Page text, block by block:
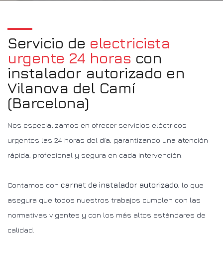
Servicio de electricista
urgente 24 horas con
instalador autorizado en
Vilanova del Camí
(Barcelona)
Nos especializamos en ofrecer servicios eléctricos
urgentes las 24 horas del día, garantizando una atención
rápida, profesional y segura en cada intervención.
Contamos con carnet de instalador autorizado, lo que
asegura que todos nuestros trabajos cumplen con las
normativas vigentes y con los más altos estándares de
calidad.